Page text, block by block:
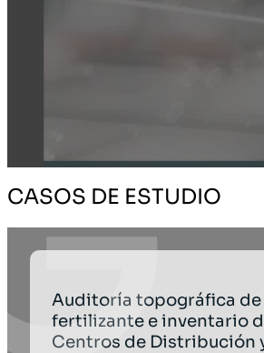
CASOS DE ESTUDIO
Auditoría topográfica de
fertilizante e inventario
Centros de Distribución